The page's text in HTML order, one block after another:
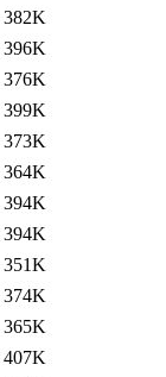
382K
396K
376K
399K
373K
364K
394K
394K
351K
374K
365K
407K